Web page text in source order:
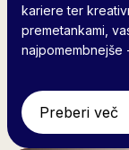
Preberi več
kariere ter
premetankami,
najpomembnejše